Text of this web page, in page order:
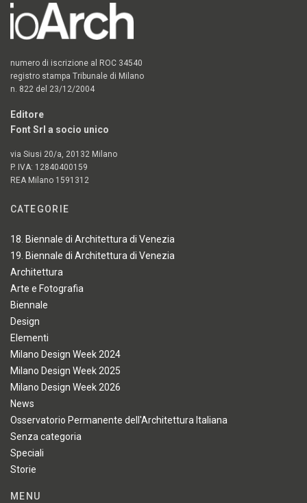
numero di iscrizione al ROC 34540
registro stampa Tribunale di Milano
n. 822 del 23/12/2004
Editore
Font Srl a socio unico
via Siusi 20/a, 20132 Milano
P. IVA: 12840400159
REA Milano 1591312
CATEGORIE
18. Biennale di Architettura di Venezia
19. Biennale di Architettura di Venezia
Architettura
Arte e Fotografia
Biennale
Design
Elementi
Milano Design Week 2024
Milano Design Week 2025
Milano Design Week 2026
News
Osservatorio Permanente dell'Architettura Italiana
Senza categoria
Speciali
Storie
MENU